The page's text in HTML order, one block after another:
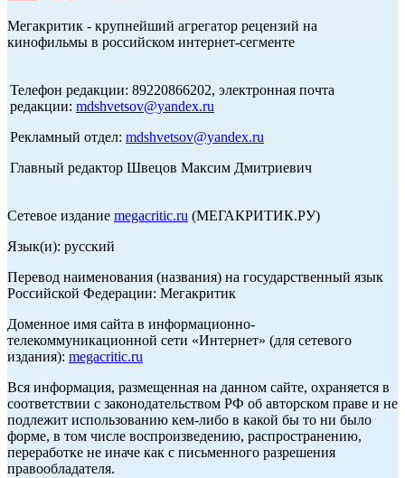
Мегакритик - крупнейший агрегатор рецензий на
кинофильмы в российском интернет-сегменте
Телефон редакции: 89220866202, электронная почта
редакции: mdshvetsov@yandex.ru
Рекламный отдел: mdshvetsov@yandex.ru
Главный редактор Швецов Максим Дмитриевич
Сетевое издание megacritic.ru (МЕГАКРИТИК.РУ)
Язык(и): русский
Перевод наименования (названия) на государственный язык
Российской Федерации: Мегакритик
Доменное имя сайта в информационно-
телекоммуникационной сети «Интернет» (для сетевого
издания): megacritic.ru
Вся информация, размещенная на данном сайте, охраняется в
соответствии с законодательством РФ об авторском праве и не
подлежит использованию кем-либо в какой бы то ни было
форме, в том числе воспроизведению, распространению,
переработке не иначе как с письменного разрешения
правообладателя.